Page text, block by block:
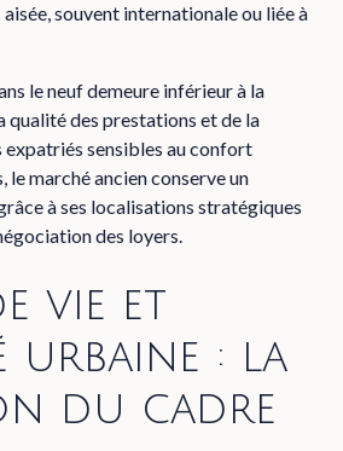
souvent internationale ou liée à
le neuf demeure inférieur à la
qualité des prestations et de la
sensibles au confort
le marché ancien conserve un
à ses localisations stratégiques
des loyers.
vie et
urbaine : la
du cadre